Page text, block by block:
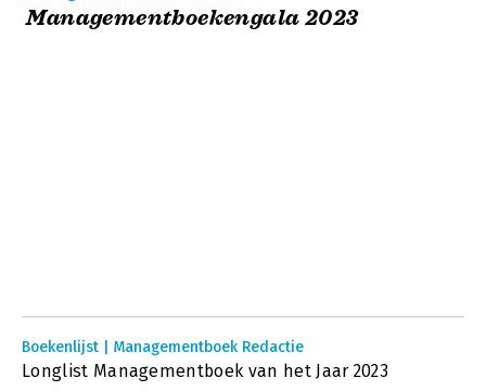
Managementboekengala 2023
Boekenlijst | Managementboek Redactie
Longlist Managementboek van het Jaar 2023